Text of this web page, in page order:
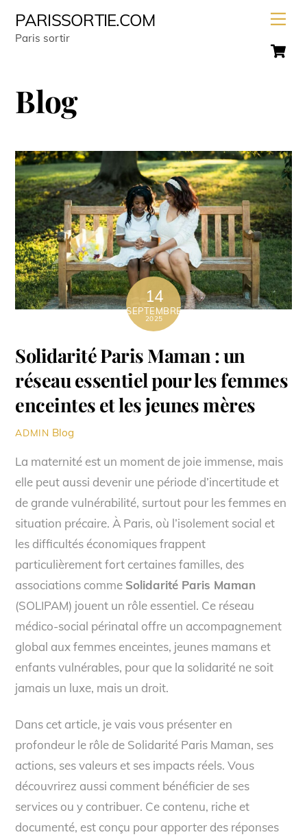
PARISSORTIE.COM
Paris sortir
Blog
14
SEPTEMBRE
2025
Solidarité Paris Maman : un
réseau essentiel pour les femmes
enceintes et les jeunes mères
ADMIN Blog
La maternité est un moment de joie immense, mais
elle peut aussi devenir une période d’incertitude et
de grande vulnérabilité, surtout pour les femmes en
situation précaire. À Paris, où l’isolement social et
les difficultés économiques frappent
particulièrement fort certaines familles, des
associations comme Solidarité Paris Maman
(SOLIPAM) jouent un rôle essentiel. Ce réseau
médico-social périnatal offre un accompagnement
global aux femmes enceintes, jeunes mamans et
enfants vulnérables, pour que la solidarité ne soit
jamais un luxe, mais un droit.
Dans cet article, je vais vous présenter en
profondeur le rôle de Solidarité Paris Maman, ses
actions, ses valeurs et ses impacts réels. Vous
découvrirez aussi comment bénéficier de ses
services ou y contribuer. Ce contenu, riche et
documenté, est conçu pour apporter des réponses